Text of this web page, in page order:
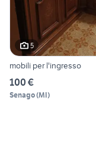
5
mobili per l'ingresso
100 €
Senago(MI)